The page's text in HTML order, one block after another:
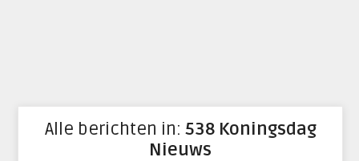
Alle berichten in: 538 Koningsdag
Nieuws